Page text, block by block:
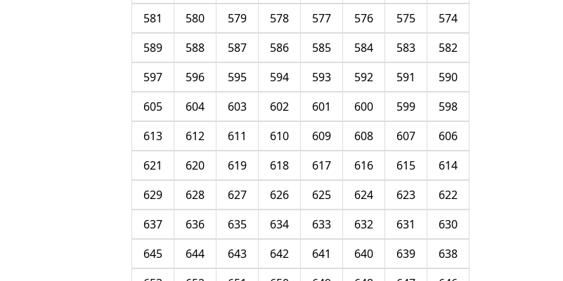
574
575
576
577
578
579
580
581
582
583
584
585
586
587
588
589
590
591
592
593
594
595
596
597
598
599
600
601
602
603
604
605
606
607
608
609
610
611
612
613
614
615
616
617
618
619
620
621
622
623
624
625
626
627
628
629
630
631
632
633
634
635
636
637
638
639
640
641
642
643
644
645